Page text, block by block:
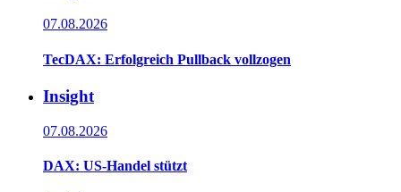
07.08.2026
TecDAX: Erfolgreich Pullback vollzogen
Insight
07.08.2026
DAX: US-Handel stützt